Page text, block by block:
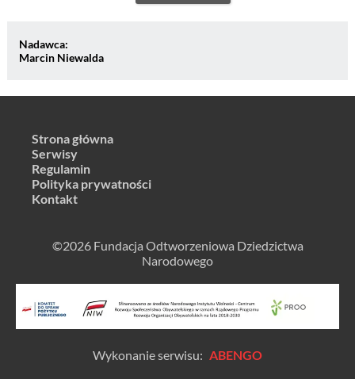
Nadawca:
Marcin Niewalda
Strona główna
Serwisy
Regulamin
Polityka prywatności
Kontakt
©2026 Fundacja Odtworzeniowa Dziedzictwa
Narodowego
Wykonanie serwisu: ABENGO